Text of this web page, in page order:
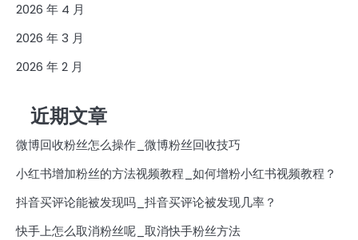
2026 年 4 月
2026 年 3 月
2026 年 2 月
近期文章
微博回收粉丝怎么操作_微博粉丝回收技巧
小红书增加粉丝的方法视频教程_如何增粉小红书视频教程？
抖音买评论能被发现吗_抖音买评论被发现几率？
快手上怎么取消粉丝呢_取消快手粉丝方法